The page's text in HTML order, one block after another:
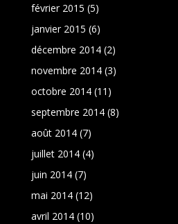
février 2015 (5)
janvier 2015 (6)
décembre 2014(2)
novembre 2014(3)
octobre 2014(11)
septembre 2014(8)
août 2014(7)
juillet 2014(4)
juin 2014(7)
mai 2014(12)
avril 2014(10)